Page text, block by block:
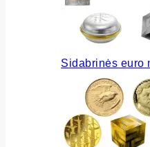
Sidabrinės euro